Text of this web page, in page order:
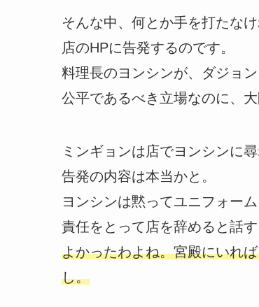
そんな中、何とか手を打たな
店のHPに告発するのです。
料理長のヨンシンが、ダジョ
公平であるべき立場なのに、大
ミンギョンは店でヨンシンに尋
告発の内容は本当かと。
ヨンシンは黙ってユニフォー
責任をとって店を辞めると話す
よかったわよね。宮殿にいれ
し。